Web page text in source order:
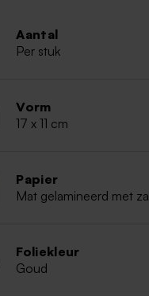
Aantal
Per stuk
Vorm
17 x 11 cm
Papier
Mat gelamineerd met
Foliekleur
Goud